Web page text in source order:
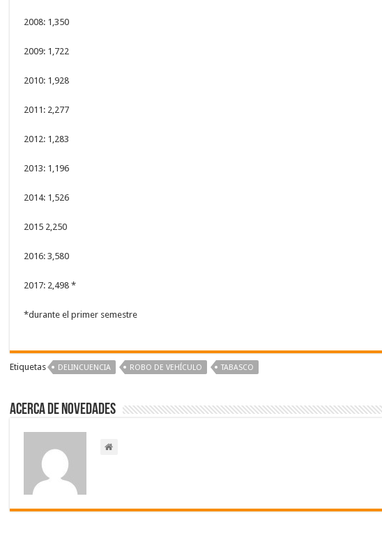
2008: 1,350
2009: 1,722
2010: 1,928
2011: 2,277
2012: 1,283
2013: 1,196
2014: 1,526
2015 2,250
2016: 3,580
2017: 2,498 *
*durante el primer semestre
Etiquetas DELINCUENCIA ROBO DE VEHÍCULO TABASCO
Acerca de NOVEDADES